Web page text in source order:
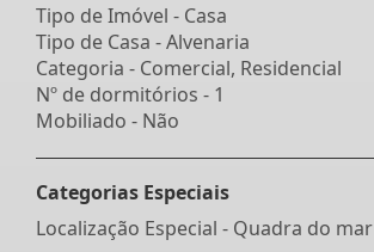
Tipo de Imóvel - Casa
Tipo de Casa - Alvenaria
Categoria - Comercial, Residencial
Nº de dormitórios - 1
Mobiliado - Não
Categorias Especiais
Localização Especial - Quadra do mar